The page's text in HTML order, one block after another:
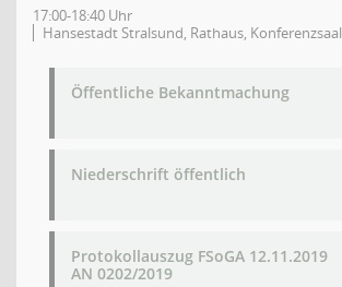
17:00-18:40 Uhr
Hansestadt Stralsund, Rathaus, Konferenzsaal
Öffentliche Bekanntmachung
Niederschrift öffentlich
Protokollauszug FSoGA 12.11.2019
AN 0202/2019